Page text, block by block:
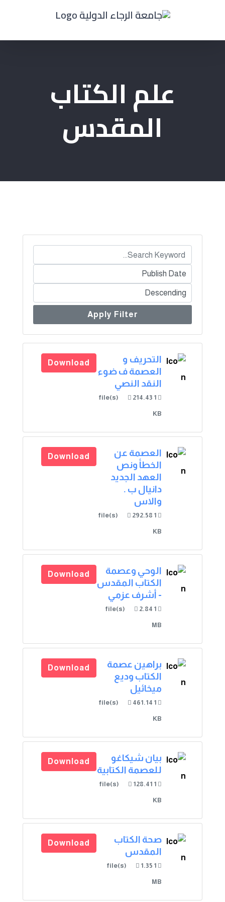
content
علم الكتاب
المقدس
Apply Filter
التحريف و
العصمة ف ضوء
النقد النصي
214.43
KB
Download
العصمة عن
الخطأ ونص
العهد الجديد
دانيال ب .
والاس
292.58
KB
Download
الوحي وعصمة
الكتاب المقدس
- أشرف عزمي
2.84
MB
Download
براهين عصمة
الكتاب وديع
ميخائيل
461.14
KB
Download
بيان شيكاغو
للعصمة الكتابية
128.41
KB
Download
صحة الكتاب
المقدس
1.35
MB
Download